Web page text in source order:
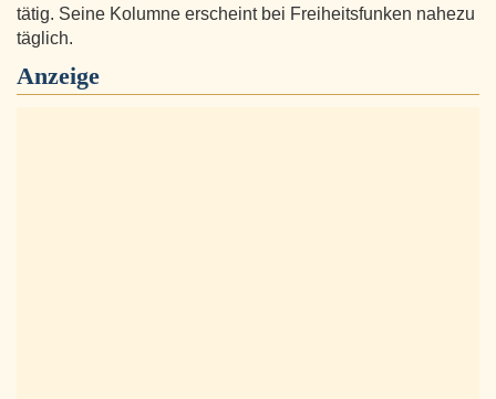
tätig. Seine Kolumne erscheint bei Freiheitsfunken nahezu
täglich.
Anzeige